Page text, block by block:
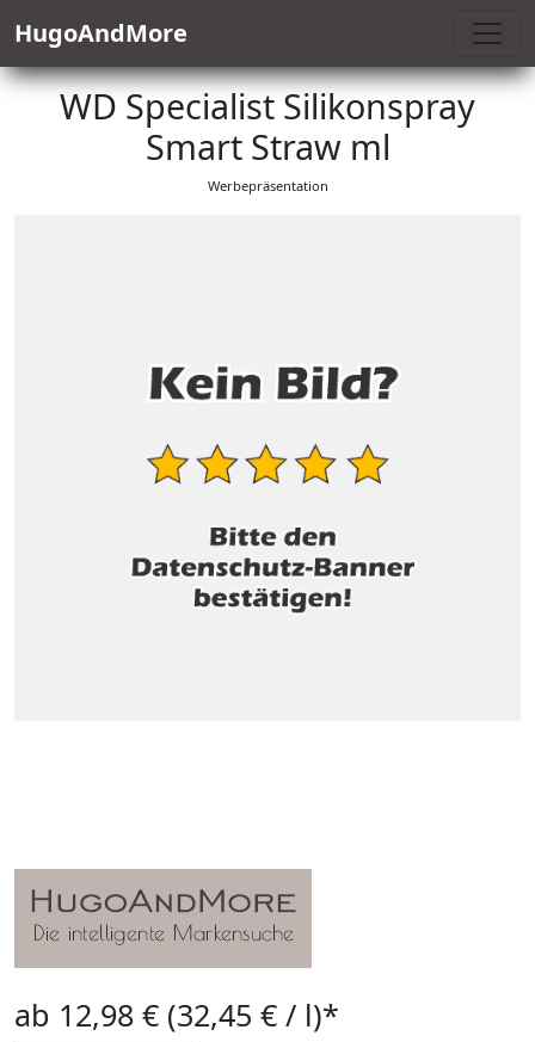
HugoAndMore
WD Specialist Silikonspray
Smart Straw ml
Werbepräsentation
ab 12,98 € (32,45 € / l)*